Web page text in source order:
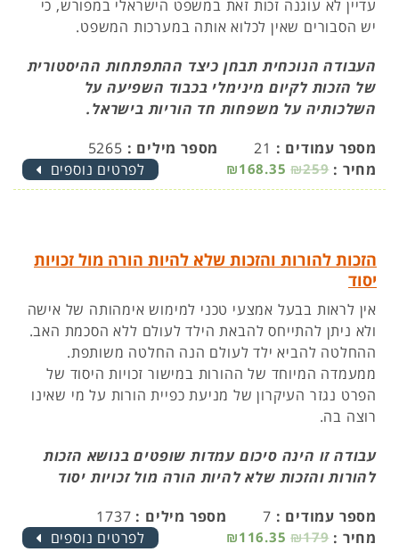
עדיין לא עוגנה זכות זאת במשפט הישראלי במפורש, כי
יש הסבורים שאין לכלוא אותה במערכות המשפט.
העבודה הנוכחית תבחן כיצד ההתפתחות ההיסטורית
של הזכות לקיום מינימלי בכבוד השפיעה על
השלכותיה על משפחות חד הוריות בישראל.
מספר עמודים : 21 מספר מילים : 5265
מחיר : ₪259
₪168.35 לפרטים נוספים
הזכות להורות והזכות שלא להיות הורה מול זכויות
יסוד
אין לראות בבעל אמצעי טכני למימוש אימהותה של אישה
ולא ניתן להתייחס להבאת הילד לעולם ללא הסכמת האב.
ההחלטה להביא ילד לעולם הנה החלטה משותפת.
ממעמדה המיוחד של ההורות במישור זכויות היסוד של
הפרט נגזר העיקרון של מניעת כפיית הורות על מי שאינו
רוצה בה.
עבודה זו הינה סיכום עמדות שופטים בנושא הזכות
להורות והזכות שלא להיות הורה מול זכויות יסוד
מספר עמודים : 7 מספר מילים : 1737
מחיר : ₪179
₪116.35 לפרטים נוספים